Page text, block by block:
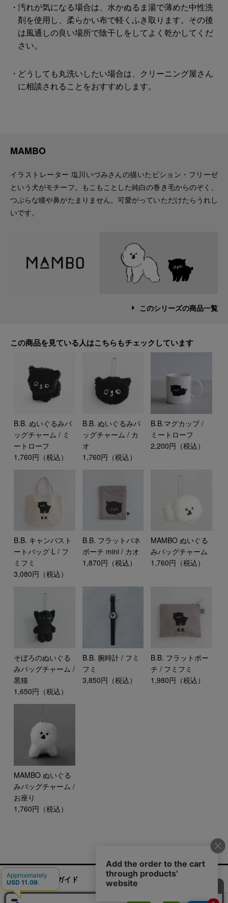
汚れが気になる場合は、水かぬるま湯で薄めた中性洗
剤を使用し、柔らかい布で軽くふき取ります。その後
は風通しの良い場所で陰干しをしてよく乾かしてくだ
さい。
どうしても丸洗いしたい場合は、クリーニング屋さん
に相談されることをおすすめします。
MAMBO
イラストレーター 塩川いづみさんの描いたビション・フリーゼ
という犬がモチーフ。もこもことした純白の巻き毛からのぞく、
つぶらな瞳や鼻がたまりません。可愛がっていただけたらうれし
いです。
このシリーズの商品一覧
この商品を見ている人はこちらもチェックしています
B.B. ぬいぐるみバ
ッグチャーム / ミ
ートローフ
1,760円（税込）
B.B. ぬいぐるみバ
ッグチャーム / カ
オ
1,760円（税込）
B.B.マグカップ /
ミートローフ
2,200円（税込）
B.B. キャンバスト
ートバッグ L / フ
ミフミ
3,080円（税込）
B.B. フラットバネ
ポーチ mini / カオ
1,870円（税込）
MAMBO ぬいぐる
みバッグチャーム
1,760円（税込）
そぼろのぬいぐる
みバッグチャーム /
黒猫
1,650円（税込）
B.B. 腕時計 / フミ
フミ
3,850円（税込）
B.B. フラットポー
チ / フミフミ
1,980円（税込）
MAMBO ぬいぐる
みバッグチャーム /
お座り
1,760円（税込）
ご利用ガイド お問い合わせ 実店舗情報